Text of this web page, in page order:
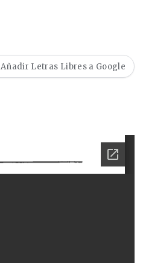
Añadir Letras Libres a Google